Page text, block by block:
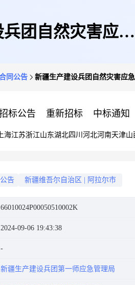
团自然灾害应急
同公告
同公告 新疆生产建设兵团自然灾害应
标公告 重新招标 中标通知
上海江苏浙江山东湖北四川 河北河南天津山
告 新疆维吾尔自治区 阿拉尔市
66010024P00050510002K
2024-09-06 19:43:38
新疆生产建设兵团第一师应急管理局